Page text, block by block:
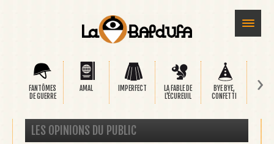
FANTÔMES
DE GUERRE
AMAL IMPERFECT
LA FABLE DE
L'ÉCUREUIL
BYE BYE,
CONFETTI
›
LES OPINIONS DU PUBLIC